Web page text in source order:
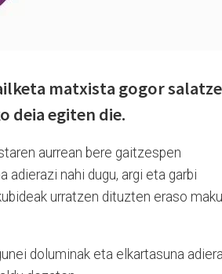
matxista gogor
deia egiten die.
aurrean bere gaitzespen
adierazi nahi dugu, argi eta garbi
urratzen dituzten eraso
doluminak eta elkartasuna